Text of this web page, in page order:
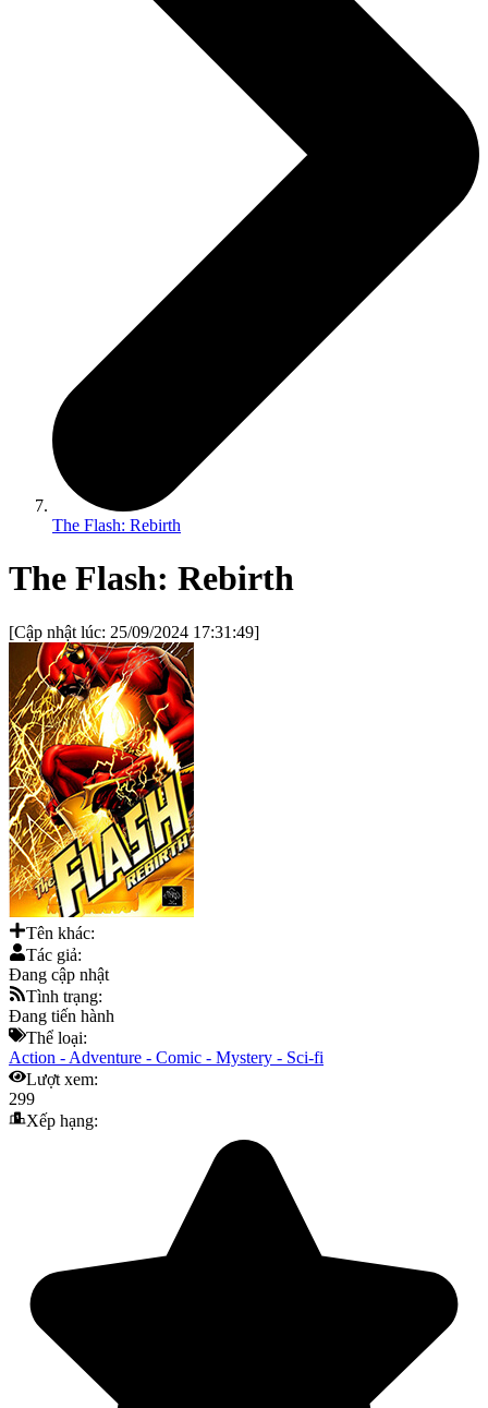
The Flash: Rebirth
The Flash: Rebirth
[Cập nhật lúc: 25/09/2024 17:31:49]
Tên khác:
Tác giả:
Đang cập nhật
Tình trạng:
Đang tiến hành
Thể loại:
Action - Adventure - Comic - Mystery - Sci-fi
Lượt xem:
299
Xếp hạng: